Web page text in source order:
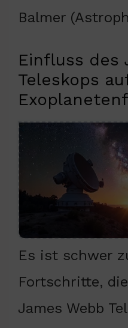
Balmer
Einfluss des
Teleskops
Es ist schwer
Fortschritte,
James Webb